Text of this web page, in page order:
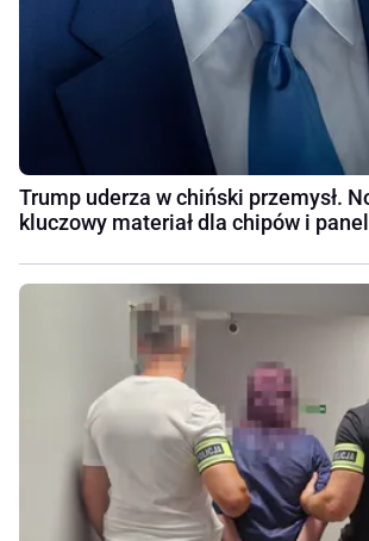
Trump uderza w chiński przemysł.
kluczowy materiał dla chipów i